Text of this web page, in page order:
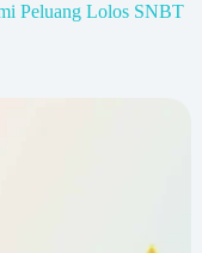
Peluang Lolos SNBT